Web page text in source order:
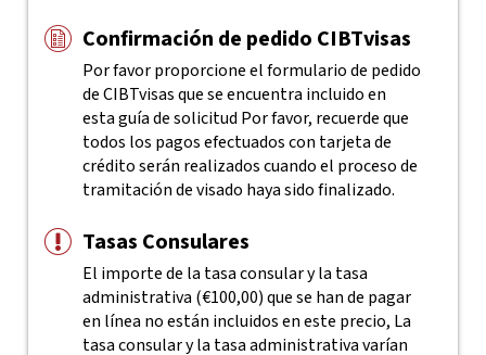
Confirmación de pedido CIBTvisas
Por favor proporcione el formulario de pedido
de CIBTvisas que se encuentra incluido en
esta guía de solicitud Por favor, recuerde que
todos los pagos efectuados con tarjeta de
crédito serán realizados cuando el proceso de
tramitación de visado haya sido finalizado.
Tasas Consulares
El importe de la tasa consular y la tasa
administrativa (€100,00) que se han de pagar
en línea no están incluidos en este precio, La
tasa consular y la tasa administrativa varían